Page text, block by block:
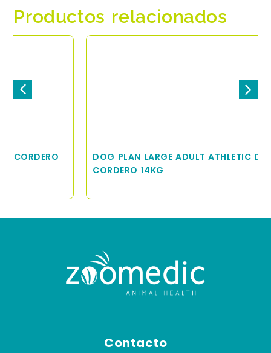
Productos relacionados
DOG PLAN LARGE ADULT ATHLETIC DIGEST
CORDERO 14KG
Contacto